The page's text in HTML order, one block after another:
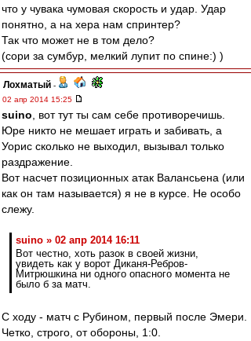
что у чувака чумовая скорость и удар. Удар
понятно, а на хера нам спринтер?
Так что может не в том дело?
(сори за сумбур, мелкий лупит по спине:) )
Лохматый -
02 апр 2014 15:25
suino , вот тут ты сам себе противоречишь.
Юре никто не мешает играть и забивать, а
Уорис сколько не выходил, вызывал только
раздражение.
Вот насчет позиционных атак Валансьена (или
как он там называется) я не в курсе. Не особо
слежу.
suino » 02 апр 2014 16:11
Вот честно, хоть разок в своей жизни,
увидеть как у ворот Диканя-Ребров-
Митрюшкина ни одного опасного момента не
было б за матч.
С ходу - матч с Рубином, первый после Эмери.
Четко, строго, от обороны, 1:0.